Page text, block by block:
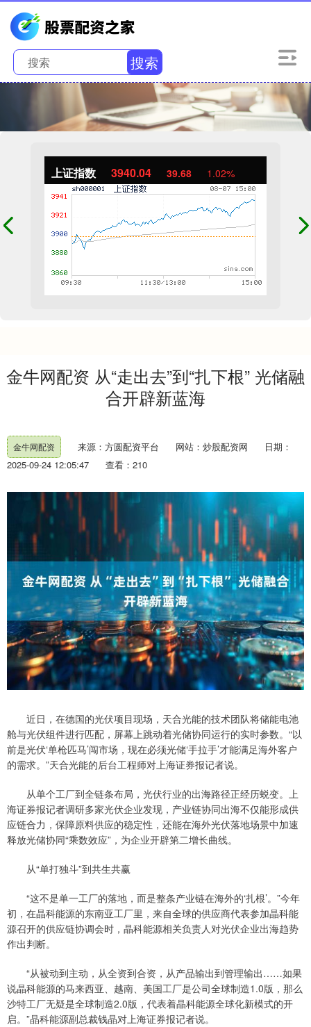
搜索
上证指数 3940.04 39.68 1.02%
金牛网配资 从“走出去”到“扎下根” 光储融
合开辟新蓝海
金牛网配资 来源：方圆配资平台 网站：炒股配资网
日期：
2025-09-24 12:05:47
查看：210
近日，在德国的光伏项目现场，天合光能的技术团队将储能电池
舱与光伏组件进行匹配，屏幕上跳动着光储协同运行的实时参数。“以
前是光伏‘单枪匹马’闯市场，现在必须光储‘手拉手’才能满足海外客户
的需求。”天合光能的后台工程师对上海证券报记者说。
从单个工厂到全链条布局，光伏行业的出海路径正经历蜕变。上
海证券报记者调研多家光伏企业发现，产业链协同出海不仅能形成供
应链合力，保障原料供应的稳定性，还能在海外光伏落地场景中加速
释放光储协同“乘数效应”，为企业开辟第二增长曲线。
从“单打独斗”到共生共赢
“这不是单一工厂的落地，而是整条产业链在海外的‘扎根’。”今年
初，在晶科能源的东南亚工厂里，来自全球的供应商代表参加晶科能
源召开的供应链协调会时，晶科能源相关负责人对光伏企业出海趋势
作出判断。
“从被动到主动，从全资到合资，从产品输出到管理输出……如果
说晶科能源的马来西亚、越南、美国工厂是公司全球制造1.0版，那么
沙特工厂无疑是全球制造2.0版，代表着晶科能源全球化新模式的开
启。”晶科能源副总裁钱晶对上海证券报记者说。